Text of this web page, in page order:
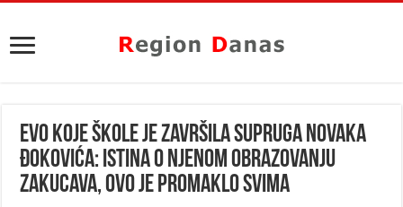
Evo koje škole je završila supruga Novaka
Đokovića: Istina o njenom obrazovanju
zakucava, ovo je promaklo svima